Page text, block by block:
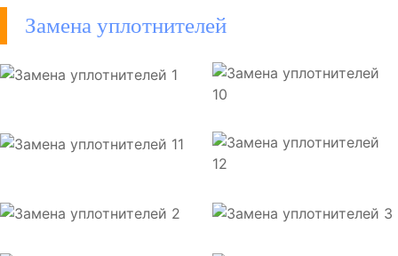
Замена уплотнителей